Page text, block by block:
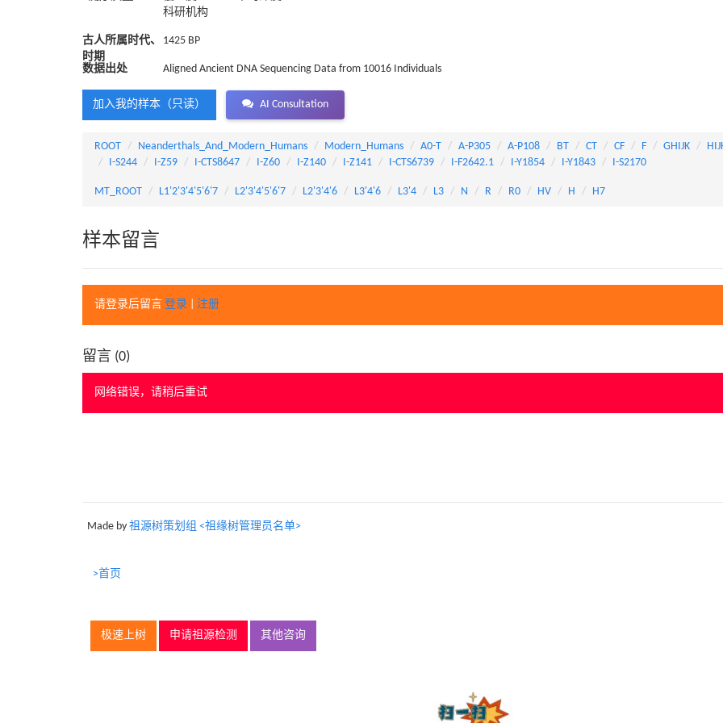
科研机构
古人所属时代、
时期
1425 BP
数据出处 Aligned Ancient DNA Sequencing Data from 10016 Individuals
加入我的样本（只读） AI Consultation
ROOT Neanderthals_And_Modern_Humans Modern_Humans A0-T A-P305 A-P108 BT CT CF F GHIJK
I-S244
I-Z59 I-CTS8647 I-Z60 I-Z140 I-Z141 I-CTS6739 I-F2642.1 I-Y1854 I-Y1843 I-S2170
MT_ROOT L1'2'3'4'5'6'7 L2'3'4'5'6'7 L2'3'4'6 L3'4'6 L3'4 L3 N R R0 HV H H7
样本留言
请登录后留言 登录 注册
留言 (0)
网络错误，请稍后重试
Made by 祖源树策划组 <祖缘树管理员名单>
>首页
极速上树 申请祖源检测 其他咨询